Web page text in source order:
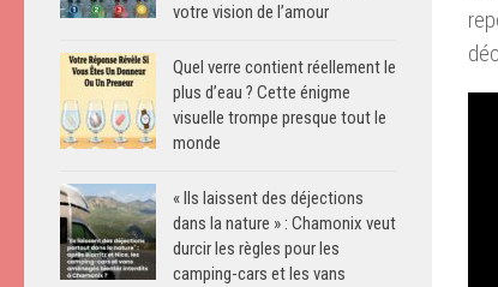
votre vision de l’amour
Quel verre contient réellement le
plus d’eau ? Cette énigme
visuelle trompe presque tout le
monde
« Ils laissent des déjections
dans la nature » : Chamonix veut
durcir les règles pour les
camping-cars et les vans